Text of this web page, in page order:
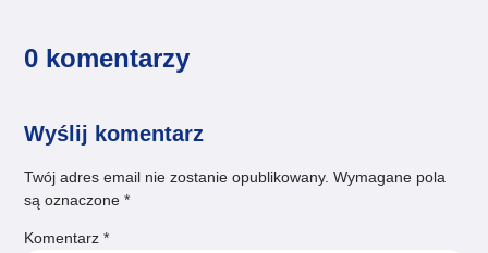
0 komentarzy
Wyślij komentarz
Twój adres email nie zostanie opublikowany. Wymagane pola
są oznaczone*
Komentarz*